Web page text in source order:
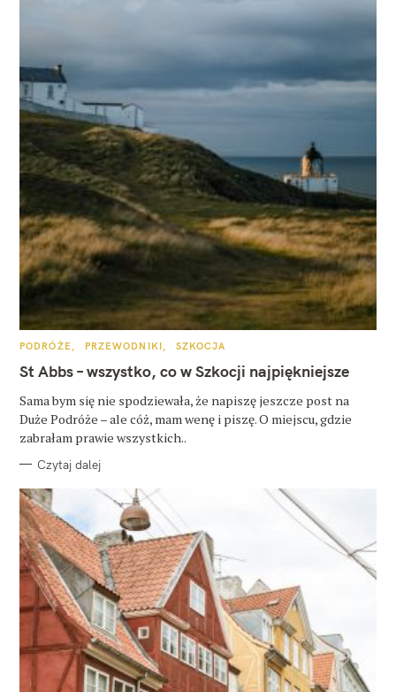
K
T
E
O
R
I
PODRÓŻE PRZEWODNIKI SZKOCJA
St Abbs – wszystko, co w Szkocji najpiękniejsze
Sama bym się nie spodziewała, że napiszę jeszcze post na
Duże Podróże – ale cóż, mam wenę i piszę. O miejscu, gdzie
zabrałam prawie wszystkich..
Czytaj dalej